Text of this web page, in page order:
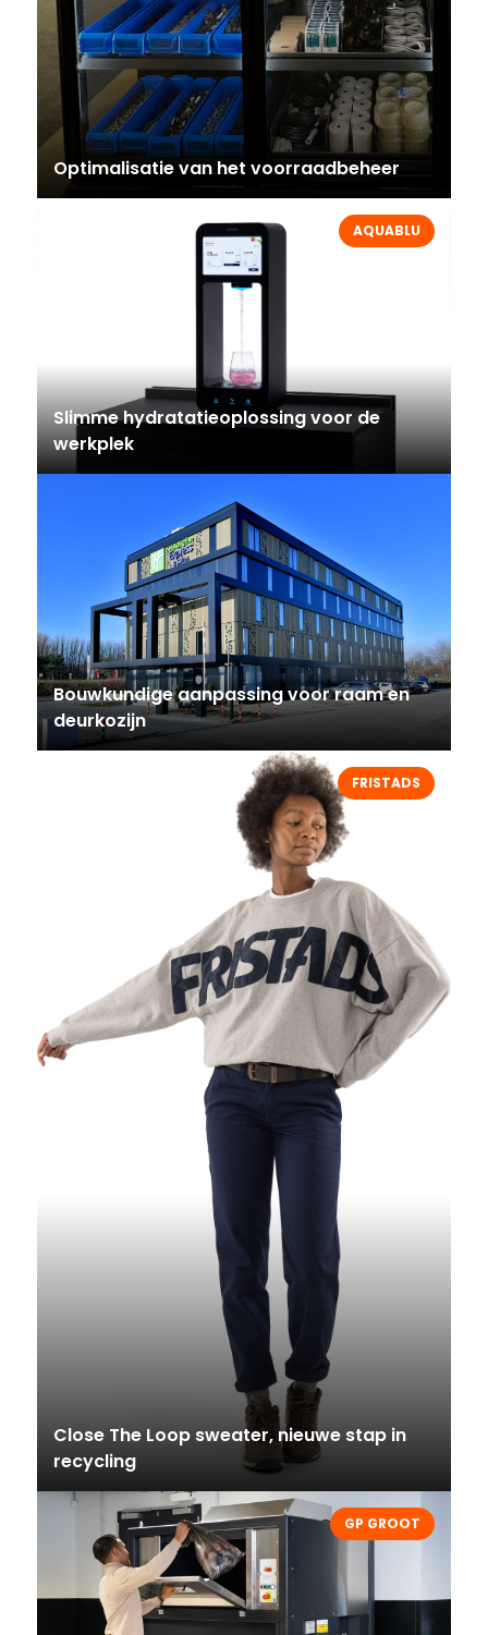
Optimalisatie van het voorraadbeheer
AQUABLU
Slimme hydratatieoplossing voor de
werkplek
Bouwkundige aanpassing voor raam en
deurkozijn
FRISTADS
Close The Loop sweater, nieuwe stap in
recycling
GP GROOT